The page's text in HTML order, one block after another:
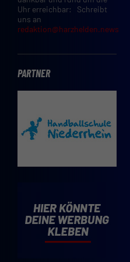
Uhr erreichbar: Schreibt
uns an
redaktion@harzhelden.news
PARTNER